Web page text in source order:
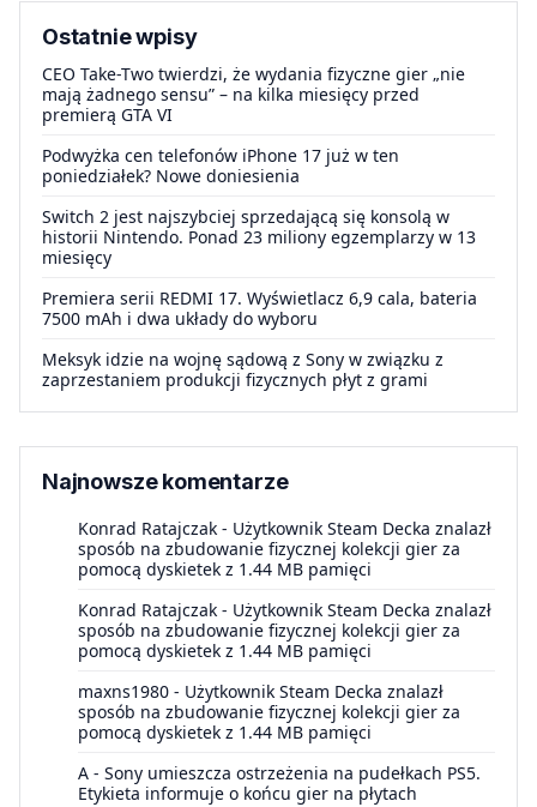
Ostatnie wpisy
CEO Take-Two twierdzi, że wydania fizyczne gier „nie
mają żadnego sensu” – na kilka miesięcy przed
premierą GTA VI
Podwyżka cen telefonów iPhone 17 już w ten
poniedziałek? Nowe doniesienia
Switch 2 jest najszybciej sprzedającą się konsolą w
historii Nintendo. Ponad 23 miliony egzemplarzy w 13
miesięcy
Premiera serii REDMI 17. Wyświetlacz 6,9 cala, bateria
7500 mAh i dwa układy do wyboru
Meksyk idzie na wojnę sądową z Sony w związku z
zaprzestaniem produkcji fizycznych płyt z grami
Najnowsze komentarze
Konrad Ratajczak - Użytkownik Steam Decka znalazł
sposób na zbudowanie fizycznej kolekcji gier za
pomocą dyskietek z 1.44 MB pamięci
Konrad Ratajczak - Użytkownik Steam Decka znalazł
sposób na zbudowanie fizycznej kolekcji gier za
pomocą dyskietek z 1.44 MB pamięci
maxns1980 - Użytkownik Steam Decka znalazł
sposób na zbudowanie fizycznej kolekcji gier za
pomocą dyskietek z 1.44 MB pamięci
A - Sony umieszcza ostrzeżenia na pudełkach PS5.
Etykieta informuje o końcu gier na płytach